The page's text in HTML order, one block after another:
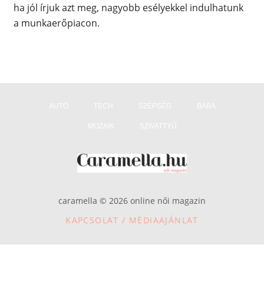
ha jól írjuk azt meg, nagyobb esélyekkel indulhatunk
a munkaerőpiacon.
caramella © 2026 online női magazin
KAPCSOLAT / MÉDIAAJÁNLAT